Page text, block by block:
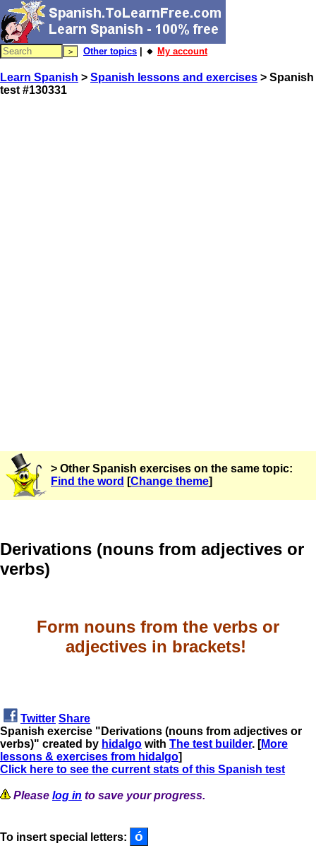
Other topics | 🔸 My account
Learn Spanish > Spanish lessons and exercises > Spanish
test #130331
> Other Spanish exercises on the same topic:
Find the word [Change theme]
Derivations (nouns from adjectives or
verbs)
Form nouns from the verbs or
adjectives in brackets!
Twitter Share
Spanish exercise "Derivations (nouns from adjectives or
verbs)" created by hidalgo with The test builder. [More
lessons & exercises from hidalgo]
Click here to see the current stats of this Spanish test
Please log in to save your progress.
To insert special letters: